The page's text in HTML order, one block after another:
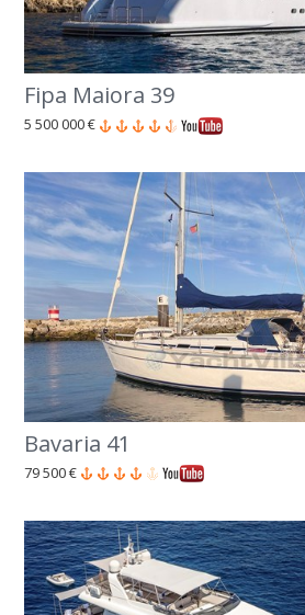
Fipa Maiora 39
5 500 000 €
Bavaria 41
79 500 €